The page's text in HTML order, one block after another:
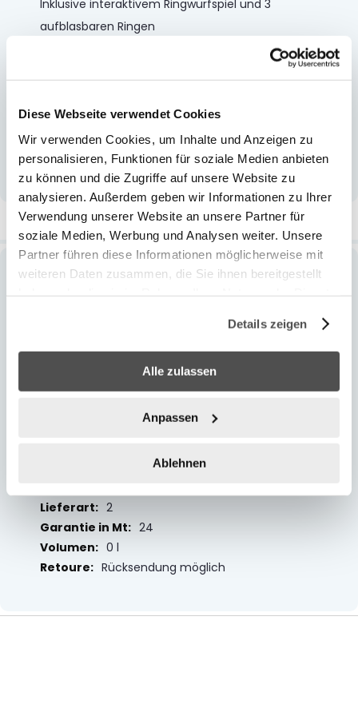
Diese Webseite verwendet Cookies
Wir verwenden Cookies, um Inhalte und Anzeigen zu
personalisieren, Funktionen für soziale Medien anbieten
zu können und die Zugriffe auf unsere Website zu
analysieren. Außerdem geben wir Informationen zu Ihrer
Verwendung unserer Website an unsere Partner für
soziale Medien, Werbung und Analysen weiter. Unsere
Partner führen diese Informationen möglicherweise mit
weiteren Daten zusammen, die Sie ihnen bereitgestellt
Details zeigen
Alle zulassen
Anpassen
Ablehnen
Inklusive interaktivem Ringwurfspiel und 3
aufblasbaren Ringen
Mehr anzeigen
Weitere Informationen
1
Mehrfarbig
unisex
173
2
24
0 l
Rücksendung möglich